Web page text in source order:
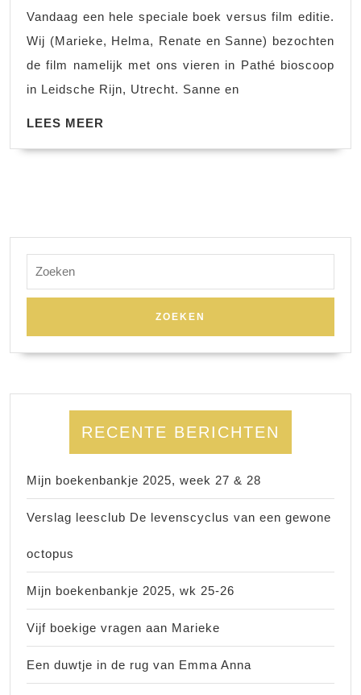
Vandaag een hele speciale boek versus film editie.
Wij (Marieke, Helma, Renate en Sanne) bezochten
de film namelijk met ons vieren in Pathé bioscoop
in Leidsche Rijn, Utrecht. Sanne en
LEES MEER
naar:
RECENTE BERICHTEN
Mijn boekenbankje 2025, week 27 & 28
Verslag leesclub De levenscyclus van een gewone
octopus
Mijn boekenbankje 2025, wk 25-26
Vijf boekige vragen aan Marieke
Een duwtje in de rug van Emma Anna